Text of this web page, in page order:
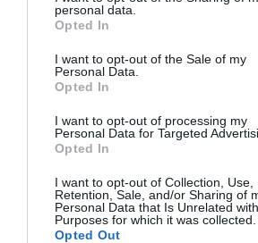
personal data.
Opted In
I want to opt-out of the Sale of my
Personal Data.
Opted In
I want to opt-out of processing my
Personal Data for Targeted
Opted In
I want to opt-out of Collection, Use,
Retention, Sale, and/or Sharing of
Personal Data that Is Unrelated
Purposes for which it was collected.
Opted Out
HÍRLISTA
Egyedülálló Szülők
Háromszéken is